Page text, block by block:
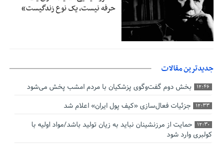
حرفه نیست، یک نوع زندگیست»
جدیدترین مقالات
12:46 بخش دوم گفت‌وگوی پزشکیان با مردم امشب پخش می‌شود
12:33 جزئیات فعال‌سازی «کیف پول ایران» اعلام شد
12:30
حمایت از مرزنشینان نباید به زیان تولید باشد/مواد اولیه با
کولبری وارد شود